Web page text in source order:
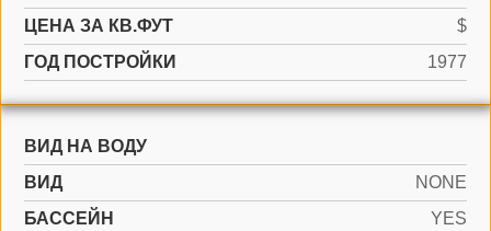
ЦЕНА ЗА КВ.ФУТ
$
ГОД ПОСТРОЙКИ
1977
ВИД НА ВОДУ
ВИД
NONE
БАССЕЙН
YES